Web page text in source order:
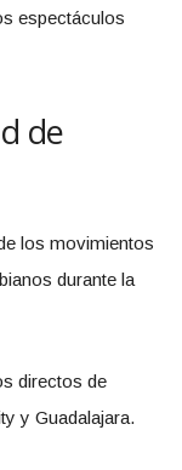
espectáculos
de
los movimientos
durante la
directos de
y Guadalajara.